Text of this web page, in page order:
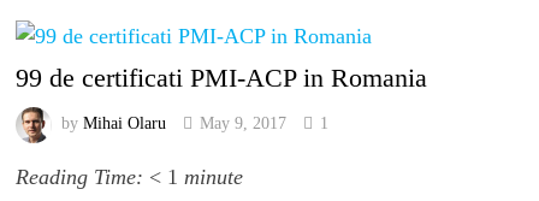
99 de certificati PMI-ACP in Romania
by Mihai Olaru May 9, 2017 1
Reading Time: < 1 minute